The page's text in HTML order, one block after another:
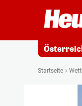
Startseite